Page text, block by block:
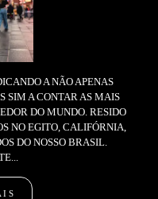
A NÃO APENAS
SIM A CONTAR AS MAIS
DO MUNDO. RESIDO
NO EGITO, CALIFÓRNIA,
DO NOSSO BRASIL.